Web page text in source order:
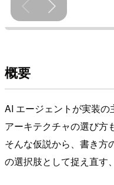
概要
AI エージェントが実装の
アーキテクチャの選び方
そんな仮説から、書き方
の選択肢として捉え直す